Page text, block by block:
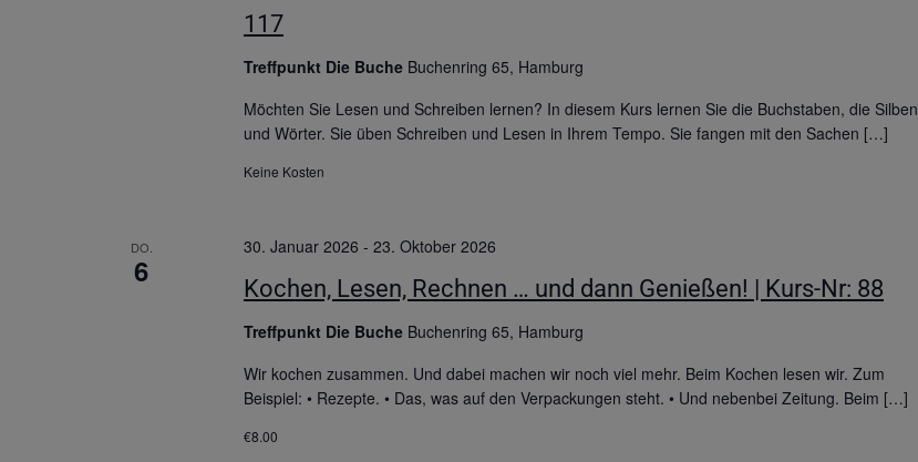
117
Treffpunkt Die Buche Buchenring 65, Hamburg
Möchten Sie Lesen und Schreiben lernen? In diesem Kurs lernen Sie die Buchstaben, die Silben
und Wörter. Sie üben Schreiben und Lesen in Ihrem Tempo. Sie fangen mit den Sachen […]
Keine Kosten
DO.
6 Kochen, Lesen, Rechnen … und dann Genießen! | Kurs-Nr: 88
30. Januar 2026 - 23. Oktober 2026
Treffpunkt Die Buche Buchenring 65, Hamburg
Wir kochen zusammen. Und dabei machen wir noch viel mehr. Beim Kochen lesen wir. Zum
Beispiel: • Rezepte. • Das, was auf den Verpackungen steht. • Und nebenbei Zeitung. Beim […]
€8.00